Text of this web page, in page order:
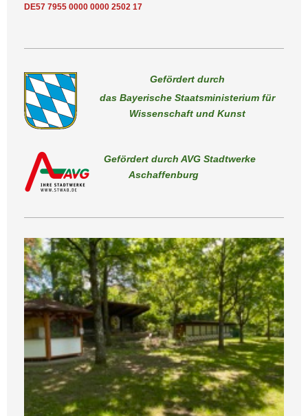
DE57 7955 0000 0000 2502 17
Gefördert durch
das Bayerische Staatsministerium für
Wissenschaft und Kunst
Gefördert durch AVG Stadtwerke
Aschaffenburg